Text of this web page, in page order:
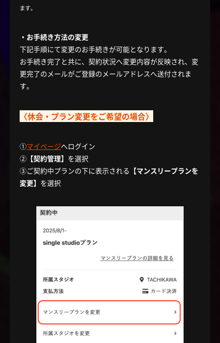
ます。
・お手続き方法の変更
下記手順にて変更のお手続きが可能となります。
お手続き完了と共に、契約状況へ変更内容が反映され、変
更完了のメールがご登録のメールアドレスへ送付されま
す。
〈休会・プラン変更をご希望の場合〉
①マイページへログイン
② 【契約管理】 を選択
③ご契約中プランの下に表示される 【マンスリープランを
変更】 を選択